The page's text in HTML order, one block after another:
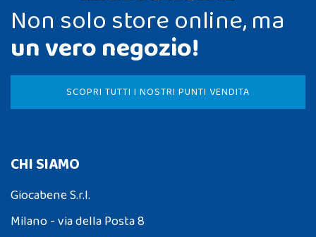
Non solo store online, ma
un vero negozio!
SCOPRI TUTTI I NOSTRI PUNTI VENDITA
CHI SIAMO
Giocabene S.r.l.
Milano - via della Posta 8